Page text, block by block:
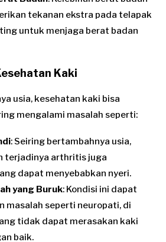
tekanan ekstra pada telapak
untuk menjaga berat badan
Kaki
usia, kesehatan kaki bisa
mengalami masalah seperti:
: Seiring bertambahnya usia,
terjadinya arthritis juga
dapat menyebabkan nyeri.
yang Buruk: Kondisi ini dapat
masalah seperti neuropati, di
tidak dapat merasakan kaki
baik.